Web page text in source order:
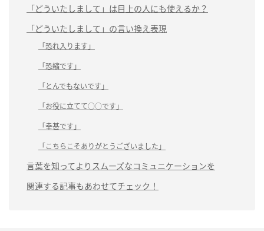
「どういたしまして」は目上の人にも使えるか？
「どういたしまして」の言い換え表現
「恐れ入ります」
「恐縮です」
「とんでもないです」
「お役に立てて○○です」
「幸甚です」
「こちらこそありがとうございました」
言葉を知ってよりスムーズなコミュニケーションを
関連する記事もあわせてチェック！